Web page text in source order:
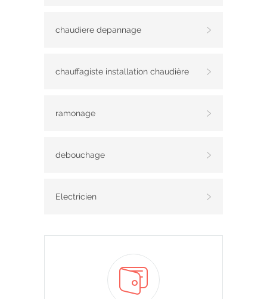
chaudiere depannage
chauffagiste installation chaudière
ramonage
debouchage
Electricien